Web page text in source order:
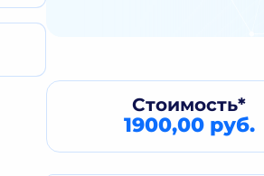
Стоимость*
1900,00 руб.